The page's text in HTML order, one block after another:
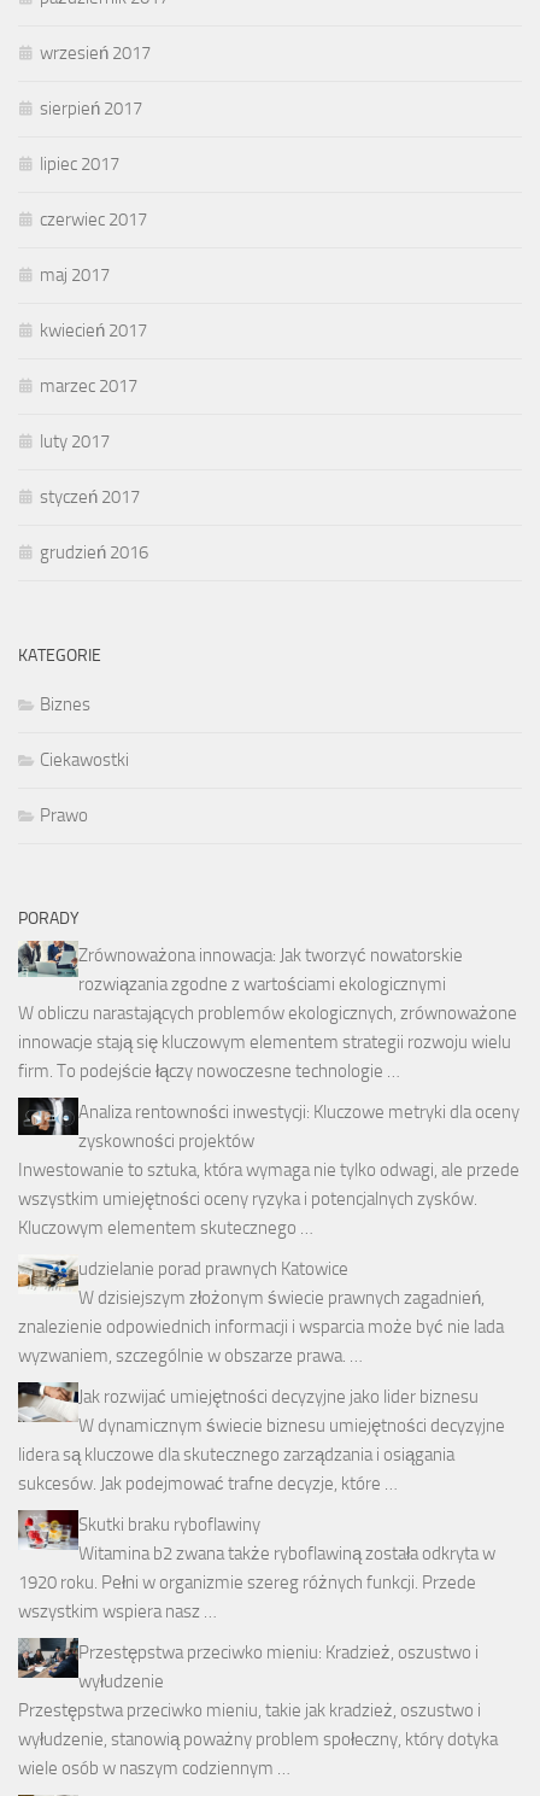
wrzesień 2017
sierpień 2017
lipiec 2017
czerwiec 2017
maj 2017
kwiecień 2017
marzec 2017
luty 2017
styczeń 2017
grudzień 2016
KATEGORIE
Biznes
Ciekawostki
Prawo
PORADY
Zrównoważona innowacja: Jak tworzyć nowatorskie
rozwiązania zgodne z wartościami ekologicznymi
W obliczu narastających problemów ekologicznych, zrównoważone
innowacje stają się kluczowym elementem strategii rozwoju wielu
firm. To podejście łączy nowoczesne technologie …
Analiza rentowności inwestycji: Kluczowe metryki dla oceny
zyskowności projektów
Inwestowanie to sztuka, która wymaga nie tylko odwagi, ale przede
wszystkim umiejętności oceny ryzyka i potencjalnych zysków.
Kluczowym elementem skutecznego …
udzielanie porad prawnych Katowice
W dzisiejszym złożonym świecie prawnych zagadnień,
znalezienie odpowiednich informacji i wsparcia może być nie lada
wyzwaniem, szczególnie w obszarze prawa. …
Jak rozwijać umiejętności decyzyjne jako lider biznesu
W dynamicznym świecie biznesu umiejętności decyzyjne
lidera są kluczowe dla skutecznego zarządzania i osiągania
sukcesów. Jak podejmować trafne decyzje, które …
Skutki braku ryboflawiny
Witamina b2 zwana także ryboflawiną została odkryta w
1920 roku. Pełni w organizmie szereg różnych funkcji. Przede
wszystkim wspiera nasz …
Przestępstwa przeciwko mieniu: Kradzież, oszustwo i
wyłudzenie
Przestępstwa przeciwko mieniu, takie jak kradzież, oszustwo i
wyłudzenie, stanowią poważny problem społeczny, który dotyka
wiele osób w naszym codziennym …